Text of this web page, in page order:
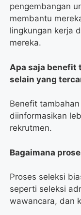
pengembangan
membantu
lingkungan kerja
mereka.
Apa saja benefit
selain yang
Benefit
diinformasikan
rekrutmen.
Bagaimana
Proses seleksi
seperti seleksi
wawancara, dan